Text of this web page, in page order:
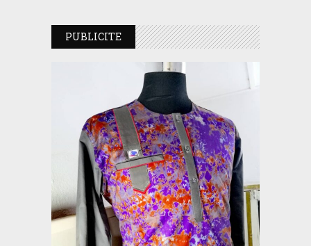
PUBLICITE